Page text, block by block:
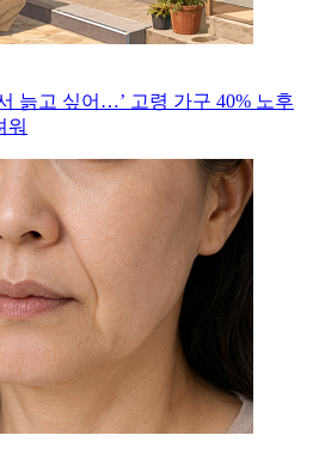
늙고 싶어…’ 고령 가구 40% 노후
워